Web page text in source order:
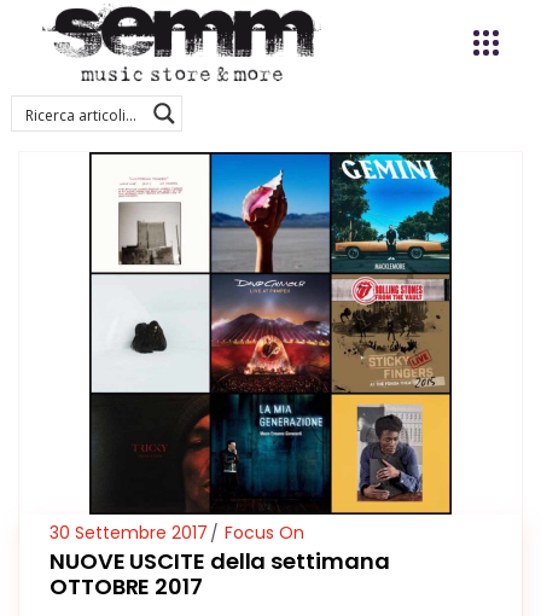
30 Settembre 2017 Focus On
NUOVE USCITE della settimana
OTTOBRE 2017